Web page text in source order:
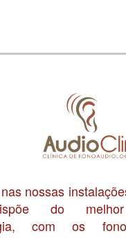
nossas
do
com os